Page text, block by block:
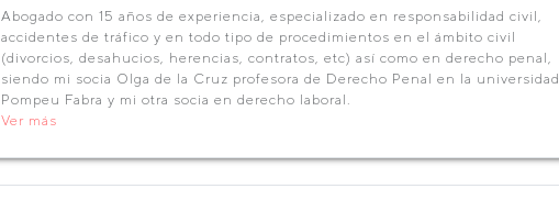
Abogado con 15 años de experiencia, especializado en responsabilidad civil,
accidentes de tráfico y en todo tipo de procedimientos en el ámbito civil
(divorcios, desahucios, herencias, contratos, etc) así como en derecho penal,
siendo mi socia Olga de la Cruz profesora de Derecho Penal en la universidad
Pompeu Fabra y mi otra socia en derecho laboral.
Ver más